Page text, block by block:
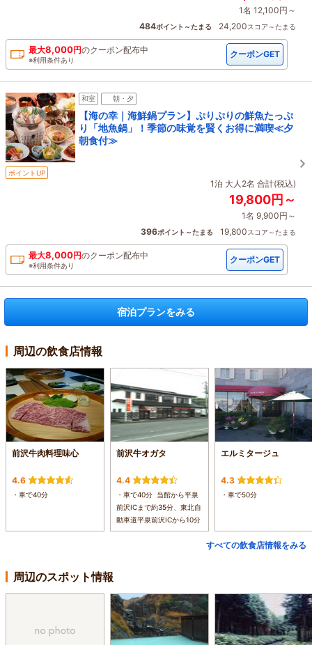
1名 12,100円～
484ポイント～たまる 24,200スコア～たまる
最大8,000円のクーポン配布中
※利用条件あり
クーポンGET
和室 朝・夕
【海の幸｜海鮮鍋プラン】ぷりぷりの鮮魚たっぷ
り「地魚鍋」！季節の味覚を賢くお得に満喫≪夕
朝食付≫
ポイントUP
1泊 大人2名 合計(税込)
19,800円～
1名 9,900円～
396ポイント～たまる 19,800スコア～たまる
最大8,000円のクーポン配布中
※利用条件あり
クーポンGET
宿泊プランをみる
周辺の飲食店情報
前沢牛肉料理味心
4.6
・車で40分
前沢牛オガタ
4.4
・車で40分 当館から平泉
前沢ICまで約35分、東北自
動車道平泉前沢ICから10分
エルミタージュ
4.3
・車で50分
すべての飲食店情報をみる
周辺のスポット情報